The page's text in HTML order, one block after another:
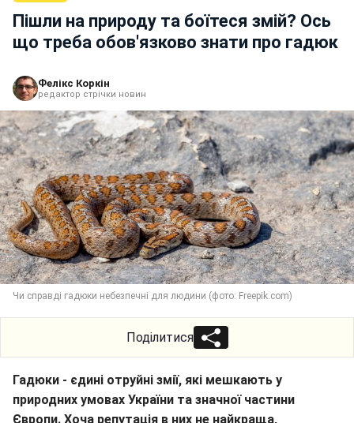
Пішли на природу та боїтеся змій? Ось
що треба обов'язково знати про гадюк
Фелікс Коркін
редактор стрічки новин
Чи справді гадюки небезпечні для людини (фото: Freepik.com)
Поділитися
Гадюки - єдині отруйні змії, які мешкають у
природних умовах України та значної частини
Європи. Хоча репутація в них не найкраща,